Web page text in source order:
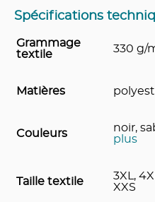
Spécifications
Grammage
textile
330 g/
Matières
Couleurs noir,
plus
Taille textile
3XL,
XXS